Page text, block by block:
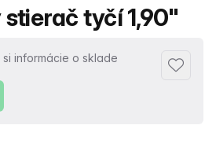
tyčí 1,90"
informácie o sklade
Pridať